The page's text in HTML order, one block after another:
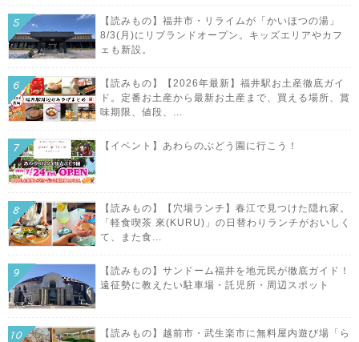
【読みもの】福井市・リライムが「かいほつの湯」
8/3(月)にリブランドオープン。キッズエリアやカフ
ェも新設。
【読みもの】【2026年最新】福井駅お土産徹底ガイ
ド。定番お土産から最新お土産まで、買える場所、賞
味期限、値段、...
【イベント】あわらのぶどう園に行こう！
【読みもの】【穴場ランチ】春江で見つけた隠れ家。
「軽食喫茶 來(KURU)」の日替わりランチがおいしく
て、また食...
【読みもの】サンドーム福井を地元民が徹底ガイド！
遠征勢に教えたい駐車場・託児所・周辺スポット
【読みもの】越前市・武生楽市に無料屋内遊び場「ら